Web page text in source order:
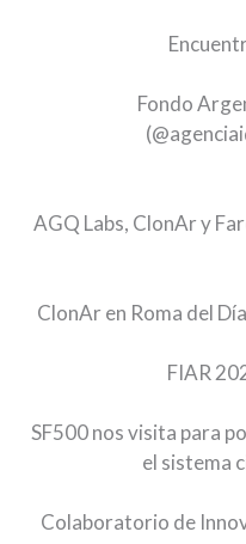
Fondo
AGQ Labs, ClonAr y
ClonAr en Roma del
FIAR
SF500 nos visita para
el sistema
Colaboratorio de